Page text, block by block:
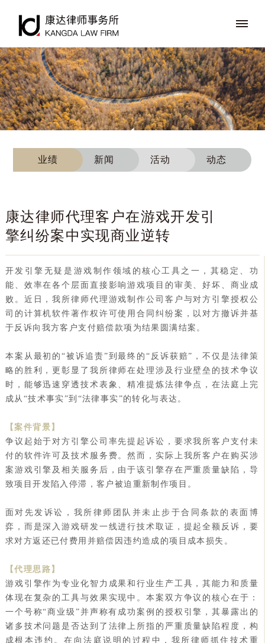
业绩 新闻 活动 动态
康达律师代理客户在游戏开发引
擎纠纷案中实现商业逆转
开发引擎无疑是游戏制作领域的核心工具之一，其稳定、功
能、效率在各个层面直接影响游戏项目的审美、好坏、商业成
败。近日，我所律师代理游戏制作公司客户与对方引擎授权公
司的计算机软件著作权许可使用合同纠纷案，以对方撤诉并基
于反诉向我方客户支付赔偿款项为结果圆满结案。
本案从最初的“被诉追责”到最终的“反诉获赔”，不仅是法律策
略的胜利，更彰显了我所律师在处理涉及行业壁垒的技术争议
时，能够迅速穿透技术表象、精准提炼法律争点，在法庭上完
成从“技术事实”到“法律事实”的转化与表达。
【案件背景】
争议起始于对方引擎公司率先提起诉讼，要求我所客户支付未
付的软件许可及技术服务费。然而，实际上我所客户在购买涉
案游戏引擎及相关服务后，由于该引擎存在严重质量缺陷，导
致项目开发陷入停滞，客户被迫重新制作项目。
面对先发诉讼，我所律师团队并未止步于合同条款的表面博
弈，而是深入游戏研发一线进行技术取证，提起全额反诉，要
求对方返还已付费用并赔偿因违约造成的项目成本损失。
【代理思路】
游戏引擎作为专业化智力成果和行业生产工具，其能力和质量
体现在复杂的工具与效果实现中。本案双方争议的核心在于：
一个号称“商业级”并声称有成功案例的授权引擎，其暴露出的
诸多技术问题是否达到了法律上所指的严重质量缺陷程度，构
成根本违约。在向法庭说明的过程中，我所律师抓住技术重